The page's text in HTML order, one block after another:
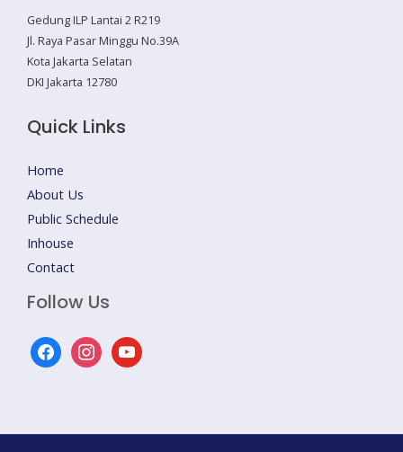
Gedung ILP Lantai 2 R219
Jl. Raya Pasar Minggu No.39A
Kota Jakarta Selatan
DKI Jakarta 12780
Quick Links
Home
About Us
Public Schedule
Inhouse
Contact
Follow Us
facebookinstagramyoutube